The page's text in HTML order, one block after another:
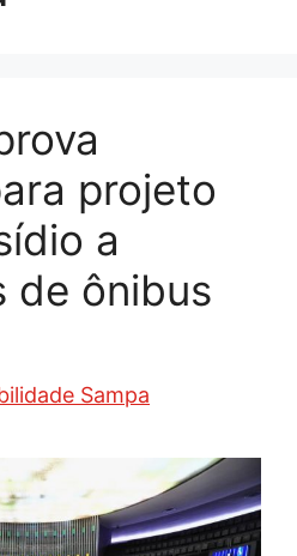
projeto
a
de ônibus
Sampa